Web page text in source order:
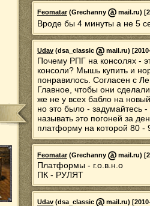
Feomatar(Grechanny mail.ru)
Вроде бы 4 минуты а не 5
Udav (dsa_classic mail.ru)
Почему РПГ на консолях -
консоли? Мышь купить и
понравилось. Согласен с
Главное, чтобы они
же не у всех бабло на
но это было - задумайтесь
называть это погоней за
платформу на которой 80 -
Feomatar(Grechanny mail.ru)
Платформы - г.о.в.н.о
ПК - РУЛЯТ
Udav (dsa_classic mail.ru)